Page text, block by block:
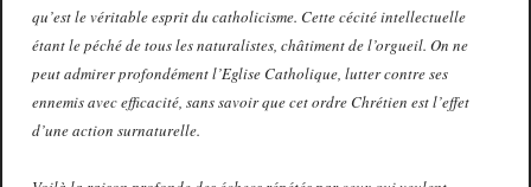
qu’est le véritable esprit du catholicisme. Cette cécité intellectuelle
étant le péché de tous les naturalistes, châtiment de l’orgueil. On ne
peut admirer profondément l’Eglise Catholique, lutter contre ses
ennemis avec efficacité, sans savoir que cet ordre Chrétien est l’effet
d’une action surnaturelle.